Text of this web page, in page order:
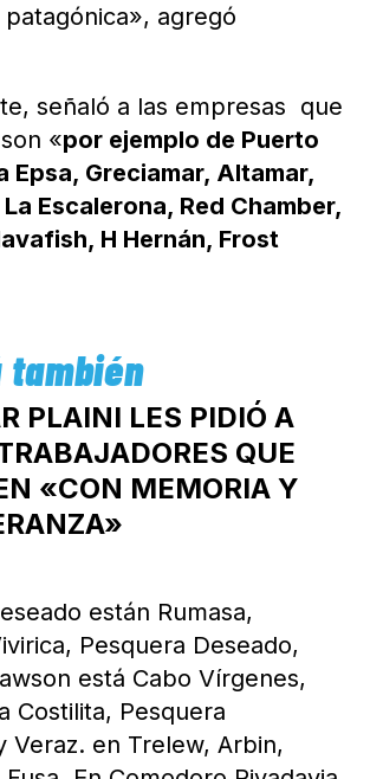
agregó
señaló a las empresas que
«por ejemplo de Puerto
Epsa, Greciamar, Altamar,
Escalerona, Red Chamber,
H Hernán, Frost
PLAINI LES PIDIÓ A
QUE
«CON MEMORIA Y
están Rumasa,
Pesquera Deseado,
está Cabo Vírgenes,
Costilita, Pesquera
Veraz. en Trelew, Arbin,